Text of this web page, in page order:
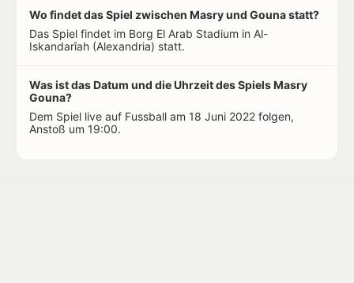
Wo findet das Spiel zwischen Masry und Gouna statt?
Das Spiel findet im Borg El Arab Stadium in Al-
Iskandarîah (Alexandria) statt.
Was ist das Datum und die Uhrzeit des Spiels Masry
Gouna?
Dem Spiel live auf Fussball am 18 Juni 2022 folgen,
Anstoß um 19:00.